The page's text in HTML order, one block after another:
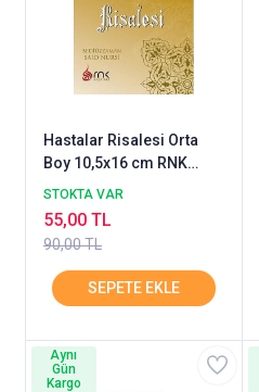
Hastalar Risalesi Orta
Boy 10,5x16 cm RNK
NEŞRİYAT
STOKTA VAR
90,00 TL
55,00 TL
Aynı
Gün
Kargo